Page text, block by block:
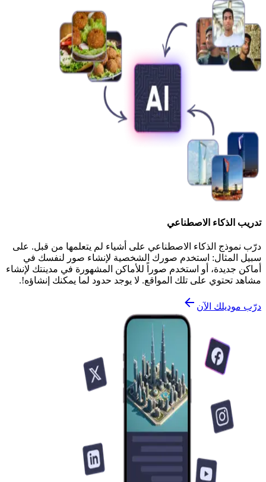
تدريب الذكاء الاصطناعي
درّب نموذج الذكاء الاصطناعي على أشياء لم يتعلمها من قبل. على
سبيل المثال: استخدم صورك الشخصية لإنشاء صور لنفسك في
أماكن جديدة، أو استخدم صوراً للأماكن المشهورة في مدينتك لإنشاء
مشاهد تحتوي على تلك المواقع. لا يوجد حدود لما يمكنك إنشاؤه!.
درّب موديلك الآن